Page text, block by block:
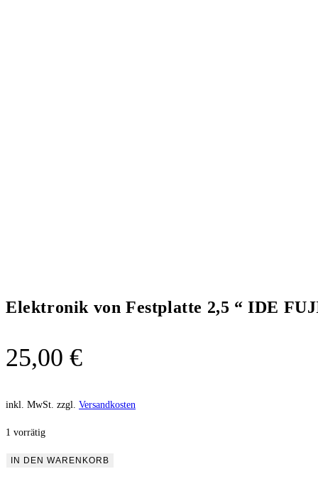
Elektronik von Festplatte 2,5 “ IDE
25,00 €
inkl. MwSt. zzgl. Versandkosten
1 vorrätig
IN DEN WARENKORB